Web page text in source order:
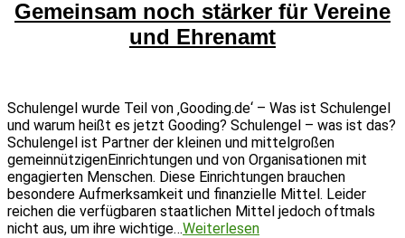
Gemeinsam noch stärker für Vereine
und Ehrenamt
Schulengel wurde Teil von ‚Gooding.de‘ – Was ist Schulengel
und warum heißt es jetzt Gooding? Schulengel – was ist das?
Schulengel ist Partner der kleinen und mittelgroßen
gemeinnützigenEinrichtungen und von Organisationen mit
engagierten Menschen. Diese Einrichtungen brauchen
besondere Aufmerksamkeit und finanzielle Mittel. Leider
reichen die verfügbaren staatlichen Mittel jedoch oftmals
nicht aus, um ihre wichtige…WeiterlesenGemeinsam